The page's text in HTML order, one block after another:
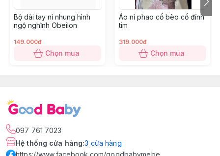
Bộ dài tay nỉ nhung hình
ngộ nghĩnh Obeilon
149.000đ
Chọn mua
Áo nỉ phao cổ bèo cổ đính
tim
319.000đ
Chọn mua
097 761 7023
Hệ thống cửa hàng:3 cửa hàng
https://www.facebook.com/goodbabymebe